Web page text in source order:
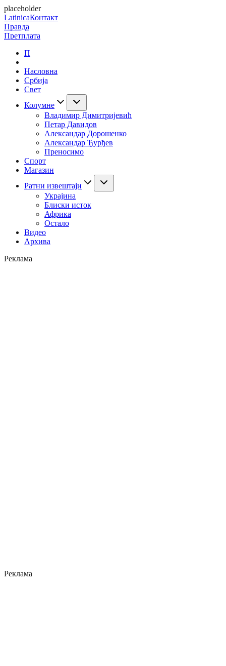
placeholder
LatinicaКонтакт
Правда
Претплата
П
Насловна
Србија
Свет
Колумне
Владимир Димитријевић
Петар Давидов
Александар Дорошенко
Александар Ђурђев
Преносимо
Спорт
Магазин
Ратни извештаји
Украјина
Блиски исток
Африка
Остало
Видео
Архива
Реклама
Реклама